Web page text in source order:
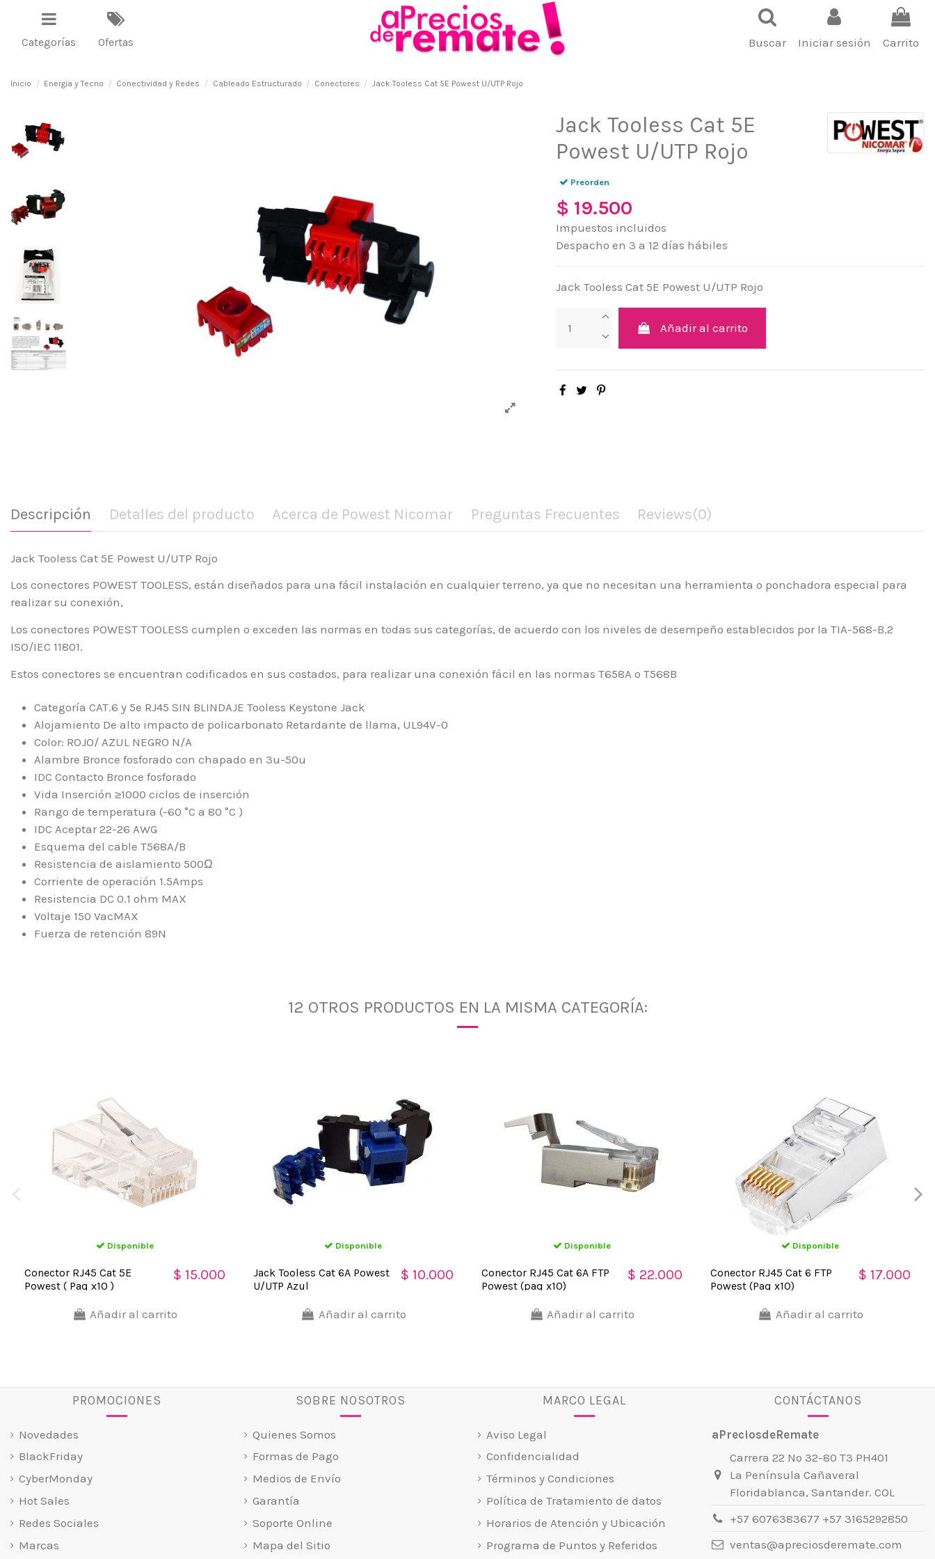
Categorías Ofertas Buscar Iniciar sesión Carrito
Inicio Energia y Tecno Conectividad y Redes Cableado Estructurado Conectores Jack Tooless Cat 5E Powest U/UTP Rojo
Jack Tooless Cat 5E
Powest U/UTP Rojo
Preorden
$ 19.500
Impuestos incluidos
Despacho en 3 a 12 días hábiles
Jack Tooless Cat 5E Powest U/UTP Rojo
Añadir al carrito
Descripción Detalles del producto Acerca de Powest Nicomar Preguntas Frecuentes Reviews(0)
Jack Tooless Cat 5E Powest U/UTP Rojo
Los conectores POWEST TOOLESS, están diseñados para una fácil instalación en cualquier terreno, ya que no necesitan una herramienta o ponchadora especial para
realizar su conexión,
Los conectores POWEST TOOLESS cumplen o exceden las normas en todas sus categorías, de acuerdo con los niveles de desempeño establecidos por la TIA-568-B.2
ISO/IEC 11801.
Estos conectores se encuentran codificados en sus costados, para realizar una conexión fácil en las normas T658A o T568B
Categoría CAT.6 y 5e RJ45 SIN BLINDAJE Tooless Keystone Jack
Alojamiento De alto impacto de policarbonato Retardante de llama, UL94V-0
Color: ROJO/ AZUL NEGRO N/A
Alambre Bronce fosforado con chapado en 3u-50u
IDC Contacto Bronce fosforado
Vida Inserción ≥1000 ciclos de inserción
Rango de temperatura (-60 °C a 80 °C )
IDC Aceptar 22-26 AWG
Esquema del cable T568A/B
Resistencia de aislamiento 500Ω
Corriente de operación 1.5Amps
Resistencia DC 0.1 ohm MAX
Voltaje 150 VacMAX
Fuerza de retención 89N
12 OTROS PRODUCTOS EN LA MISMA CATEGORÍA:
Disponible
Conector RJ45 Cat 5E
Powest ( Paq x10 )
$ 15.000
Añadir al carrito
Disponible
Jack Tooless Cat 6A Powest
U/UTP Azul
$ 10.000
Añadir al carrito
Disponible
Conector RJ45 Cat 6A FTP
Powest (paq x10)
$ 22.000
Añadir al carrito
Disponible
Conector RJ45 Cat 6 FTP
Powest (Paq x10)
$ 17.000
Añadir al carrito
PROMOCIONES
Novedades
BlackFriday
CyberMonday
Hot Sales
Redes Sociales
Marcas
SOBRE NOSOTROS
Quienes Somos
Formas de Pago
Medios de Envío
Garantía
Soporte Online
Mapa del Sitio
MARCO LEGAL
Aviso Legal
Confidencialidad
Términos y Condiciones
Política de Tratamiento de datos
Horarios de Atención y Ubicación
Programa de Puntos y Referidos
CONTÁCTANOS
aPreciosdeRemate
Carrera 22 No 32-80 T3 PH401
La Península Cañaveral
Floridablanca, Santander. COL
+57 6076383677 +57 3165292850
ventas@apreciosderemate.com